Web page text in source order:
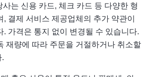
는 신용 카드, 체크 카드 등 다양한 형
결제 서비스 제공업체의 추가 약관이
. 가격은 통지 없이 변경될 수 있습니다.
재량에 따라 주문을 거절하거나 취소할
.